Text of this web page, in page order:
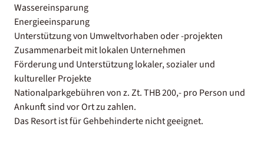
Wassereinsparung
Energieeinsparung
Unterstützung von Umweltvorhaben oder -projekten
Zusammenarbeit mit lokalen Unternehmen
Förderung und Unterstützung lokaler, sozialer und
kultureller Projekte
Nationalparkgebühren von z. Zt. THB 200,- pro Person und
Ankunft sind vor Ort zu zahlen.
Das Resort ist für Gehbehinderte nicht geeignet.